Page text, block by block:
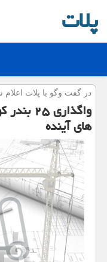
پلات
در گفت وگو با پلات اعلام
های آینده